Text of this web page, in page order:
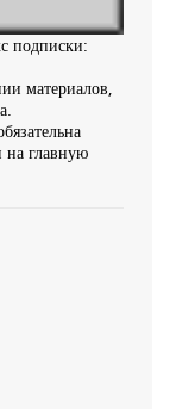
подписки:
материалов,
на главную